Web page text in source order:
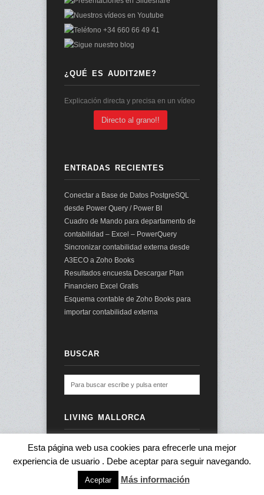
¿QUÉ ES AUDIT2ME?
Explicación directa y precisa en un vídeo
Directo al grano!!
ENTRADAS RECIENTES
Conectar a Base de Datos PostgreSQL
desde Power Query / Power BI
Cuadro de Mando para departamento de
contabilidad – Excel – PowerQuery
Sincronizar contabilidad externa desde
A3ECO a Zoho Books
Resultados encuesta Descargar Plan
Financiero Excel Gratis
Esquema contable de Zoho Books para
importar contabilidad externa
BUSCAR
LIVING MALLORCA
© 2026 audit2me |Aviso Legal|
subir ↑
Esta página web usa cookies para efrecerle una mejor
experiencia de usuario . Debe aceptar para seguir navegando.
Aceptar Más información